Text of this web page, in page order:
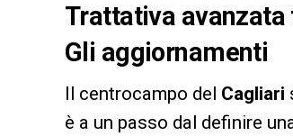
Trattativa avanzata
Gli aggiornamenti
Il centrocampo del Cagliari
è a un passo dal definire